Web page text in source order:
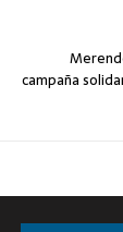
campaña